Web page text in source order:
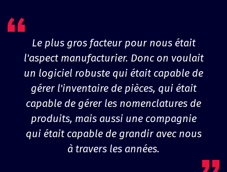
Le plus gros facteur pour nous était
l'aspect manufacturier. Donc on voulait
un logiciel robuste qui était capable de
gérer l'inventaire de pièces, qui était
capable de gérer les nomenclatures de
produits, mais aussi une compagnie
qui était capable de grandir avec nous
à travers les années.